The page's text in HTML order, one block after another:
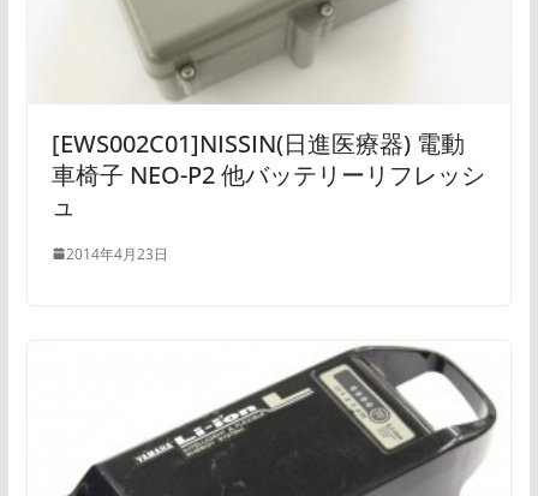
[EWS002C01]NISSIN(日進医療器) 電動
車椅子 NEO-P2 他バッテリーリフレッシ
ュ
2014年4月23日